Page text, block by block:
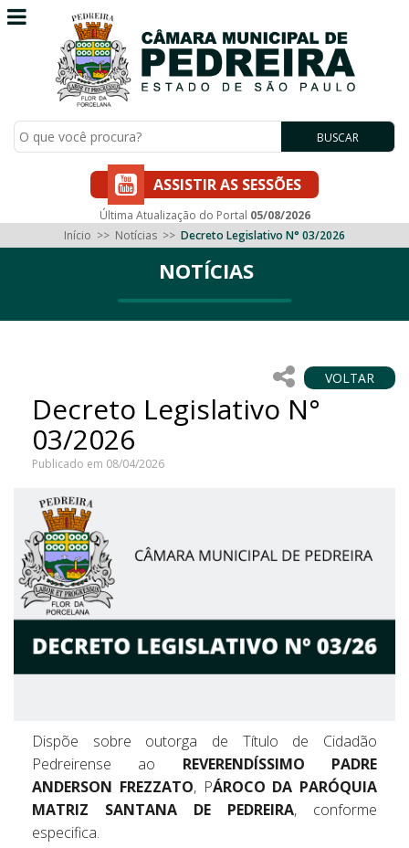
BUSCAR
ASSISTIR AS SESSÕES
Última Atualização do Portal 05/08/2026
Início >> Notícias >> Decreto Legislativo N° 03/2026
NOTÍCIAS
VOLTAR
Decreto Legislativo N°
03/2026
Publicado em 08/04/2026
Dispõe sobre outorga de Título de Cidadão
Pedreirense ao REVERENDÍSSIMO PADRE
ANDERSON FREZZATO, PÁROCO DA PARÓQUIA
MATRIZ SANTANA DE PEDREIRA, conforme
especifica.